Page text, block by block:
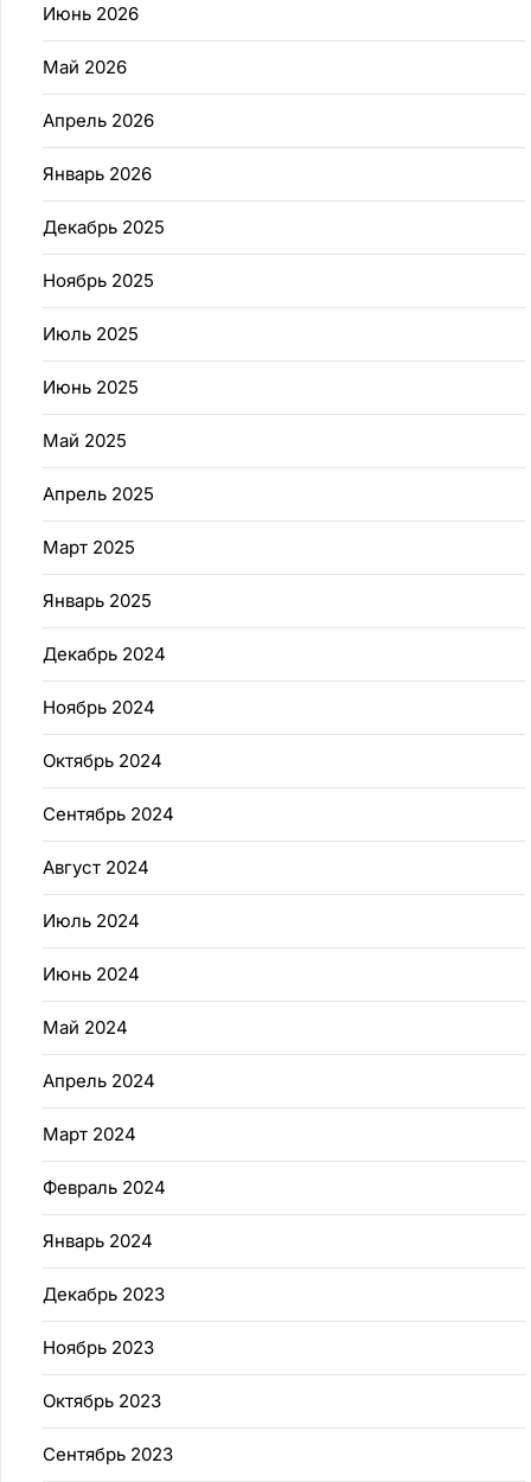
Июнь 2026
Май 2026
Апрель 2026
Январь 2026
Декабрь 2025
Ноябрь 2025
Июль 2025
Июнь 2025
Май 2025
Апрель 2025
Март 2025
Январь 2025
Декабрь 2024
Ноябрь 2024
Октябрь 2024
Сентябрь 2024
Август 2024
Июль 2024
Июнь 2024
Май 2024
Апрель 2024
Март 2024
Февраль 2024
Январь 2024
Декабрь 2023
Ноябрь 2023
Октябрь 2023
Сентябрь 2023